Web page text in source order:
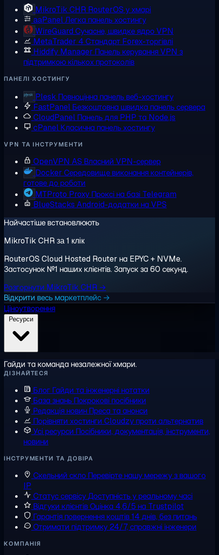
MikroTik CHR RouterOS у хмарі
aaPanelЛегка панель хостингу
WireGuard Сучасне, швидке ядро VPN
MetaTrader 4 Стандарт Forex-торгівлі
Hiddify Manager Панель керування VPN з
підтримкою кількох протоколів
ПАНЕЛІ ХОСТИНГУ
Plesk Повноцінна панель веб-хостингу
FastPanelБезкоштовна швидка панель сервера
CloudPanel Панель для PHP та Node.js
cPanelКласична панель хостингу
VPN ТА ІНСТРУМЕНТИ
OpenVPN AS Власний VPN-сервер
Docker Середовище виконання контейнерів,
готове до роботи
MTProto Proxy Проксі на базі Telegram
BlueStacks Android-додатки на VPS
Найчастіше встановлюють
MikroTik CHR за 1 клік
RouterOS Cloud Hosted Router на EPYC + NVMe.
Застосунок №1 наших клієнтів. Запуск за 60 секунд.
Розгорнути MikroTik CHR →
Відкрити весь маркетплейс →
Ціноутворення
Гайди та команда незалежної хмари.
ДІЗНАЙТЕСЯ
Блог Гайди та інженерні нотатки
База знань Покрокові посібники
Редакція новин Преса та анонси
Порівняти хостинги Cloudzy проти альтернатив
Усі ресурси Посібники, документація, інструменти,
новини
ІНСТРУМЕНТИ ТА ДОВІРА
Скельний скло Перевірте нашу мережу з вашого
IP
Статус сервісуДоступність у реальному часі
Відгуки клієнтівОцінка 4,6/5 на Trustpilot
Гарантія повернення коштів14 днів, без питань
Отримати підтримку 24/7, справжні інженери
КОМПАНІЯ